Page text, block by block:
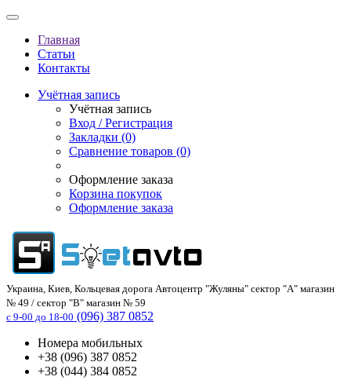
Главная
Статьи
Контакты
Учётная запись
Учётная запись
Вход / Регистрация
Закладки (0)
Сравнение товаров (0)
Оформление заказа
Корзина покупок
Оформление заказа
Украина, Киев, Кольцевая дорога Автоцентр "Жуляны" сектор "А" магазин
№ 49 / сектор "В" магазин № 59
с 9-00 до 18-00 (096) 387 0852
Номера мобильных
+38 (096) 387 0852
+38 (044) 384 0852